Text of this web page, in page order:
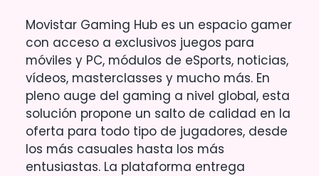
Movistar Gaming Hub es un espacio gamer
con acceso a exclusivos juegos para
móviles y PC, módulos de eSports, noticias,
vídeos, masterclasses y mucho más. En
pleno auge del gaming a nivel global, esta
solución propone un salto de calidad en la
oferta para todo tipo de jugadores, desde
los más casuales hasta los más
entusiastas. La plataforma entrega